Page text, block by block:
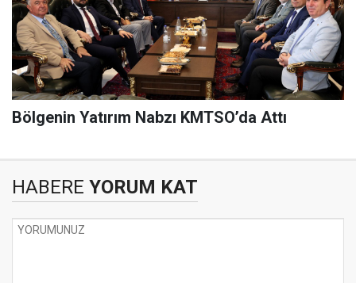
Bölgenin Yatırım Nabzı KMTSO’da Attı
HABERE YORUM KAT